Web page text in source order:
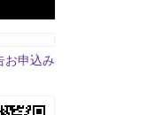
お申込み